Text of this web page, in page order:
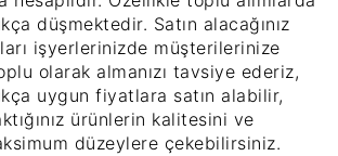
düşmektedir. Satın alacağınız
işyerlerinizde müşterilerinize
olarak almanızı tavsiye ederiz,
uygun fiyatlara satın alabilir,
ürünlerin kalitesini ve
düzeylere çekebilirsiniz.